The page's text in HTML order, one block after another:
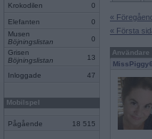
Krokodilen 0
Elefanten
0
Musen
Böjningslistan
0
Grisen
Böjningslistan
13
Inloggade 47
Mobilspel
Pågående 18 515
«
« Första
Användare